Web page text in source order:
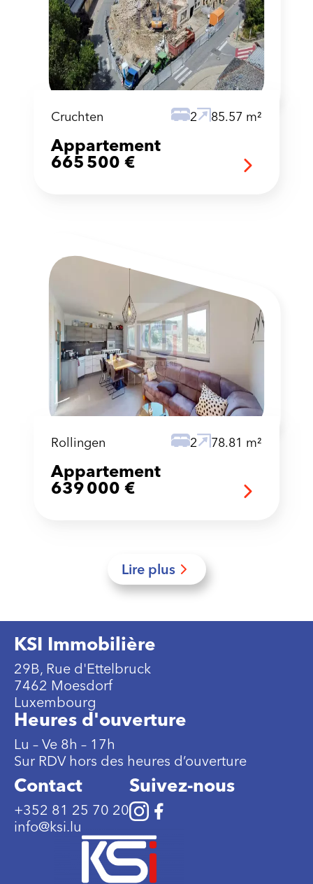
Cruchten 2 85.57 m²
Appartement
665 500 €
Rollingen 2 78.81 m²
Appartement
639 000 €
Lire plus
KSI Immobilière
29B, Rue d'Ettelbruck
7462 Moesdorf
Luxembourg
Heures d'ouverture
Lu – Ve 8h – 17h
Sur RDV hors des heures d’ouverture
Contact
+352 81 25 70 20
info@ksi.lu
Suivez-nous